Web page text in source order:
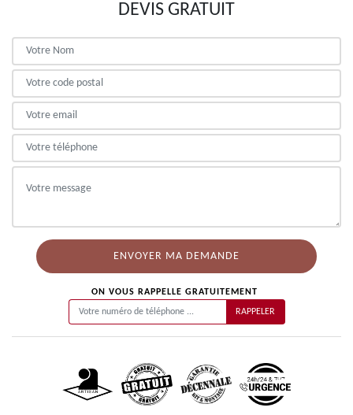
DEVIS GRATUIT
ON VOUS RAPPELLE GRATUITEMENT